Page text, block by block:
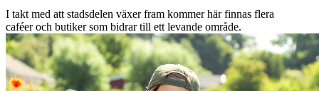
I takt med att stadsdelen växer fram kommer här finnas flera
caféer och butiker som bidrar till ett levande område.